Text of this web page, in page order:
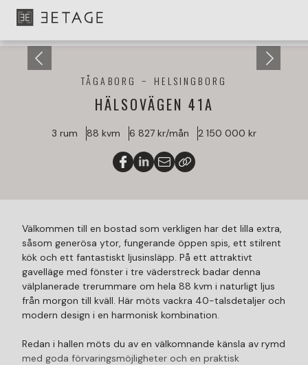
HÄLSOVÄGEN 41A
TÅGABORG HELSINGBORG
3 rum 88 kvm 6 827 kr/mån 2 150 000 kr
Välkommen till en bostad som verkligen har det lilla extra,
såsom generösa ytor, fungerande öppen spis, ett stilrent
kök och ett fantastiskt ljusinsläpp. På ett attraktivt
gavelläge med fönster i tre väderstreck badar denna
välplanerade trerummare om hela 88 kvm i naturligt ljus
från morgon till kväll. Här möts vackra 40-talsdetaljer och
modern design i en harmonisk kombination.
Redan i hallen möts du av en välkomnande känsla av rymd
med goda förvaringsmöjligheter och en praktisk